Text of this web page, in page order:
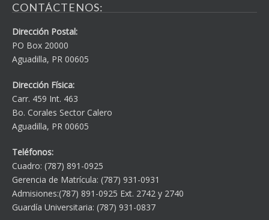
CONTÁCTENOS:
Dirección Postal:
PO Box 20000
Aguadilla, PR 00605
Dirección Física:
Carr. 459 Int. 463
Bo. Corales Sector Calero
Aguadilla, PR 00605
Teléfonos:
Cuadro: (787) 891-0925
Gerencia de Matrícula: (787) 931-0931
Admisiones:(787) 891-0925 Ext. 2742 y 2740
Guardía Universitaria: (787) 931-0837